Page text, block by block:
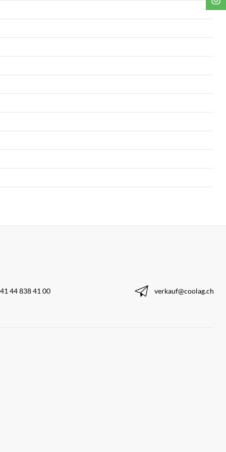
44 838 41 00 verkauf@coolag.ch